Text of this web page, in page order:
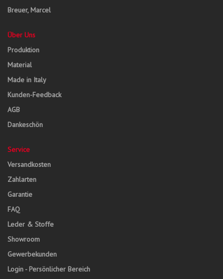
Breuer, Marcel
Über Uns
Produktion
Material
Made in Italy
Kunden-Feedback
AGB
Dankeschön
Service
Versandkosten
Zahlarten
Garantie
FAQ
Leder & Stoffe
Showroom
Gewerbekunden
Login - Persönlicher Bereich